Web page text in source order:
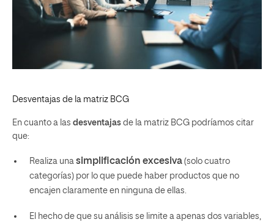
Desventajas de la matriz BCG
En cuanto a las desventajas de la matriz BCG podríamos citar
que:
Realiza una simplificación excesiva (solo cuatro
categorías) por lo que puede haber productos que no
encajen claramente en ninguna de ellas.
El hecho de que su análisis se limite a apenas dos variables,